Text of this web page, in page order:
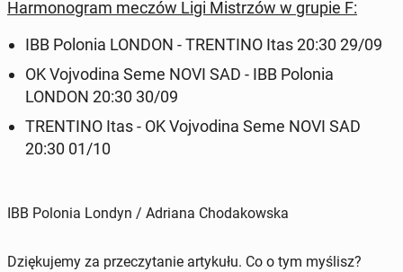
Har­mo­no­gram meczów Ligi Mi­strzów w grupie F:
IBB Polonia LONDON - TREN­TI­NO Itas 20:30 29/09
OK Vo­jvo­di­na Seme NOVI SAD - IBB Polonia
LONDON 20:30 30/09
TREN­TI­NO Itas - OK Vo­jvo­di­na Seme NOVI SAD
20:30 01/10
IBB Polonia Londyn / Adriana Chodakowska
Dziękujemy za przeczytanie artykułu. Co o tym myślisz?